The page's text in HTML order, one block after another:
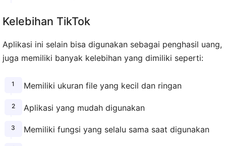
Kelebihan TikTok
Aplikasi ini selain bisa digunakan sebagai penghasil uang,
juga memiliki banyak kelebihan yang dimiliki seperti:
Memiliki ukuran file yang kecil dan ringan
Aplikasi yang mudah digunakan
Memiliki fungsi yang selalu sama saat digunakan